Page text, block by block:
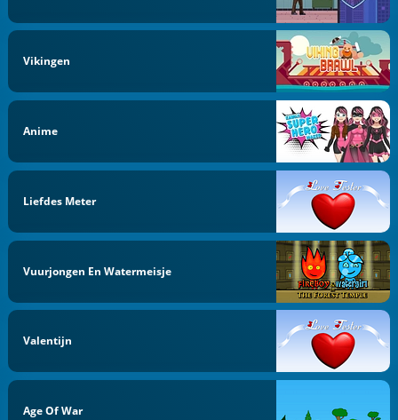
Vikingen
Anime
Liefdes Meter
Vuurjongen En Watermeisje
Valentijn
Age Of War